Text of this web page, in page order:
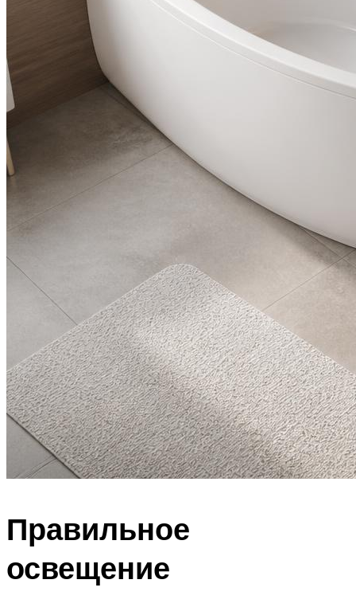
Правильное
освещение